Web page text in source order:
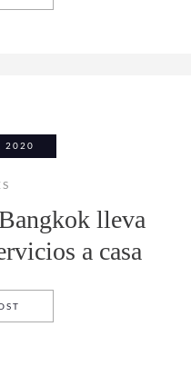
2020
lleva
a casa